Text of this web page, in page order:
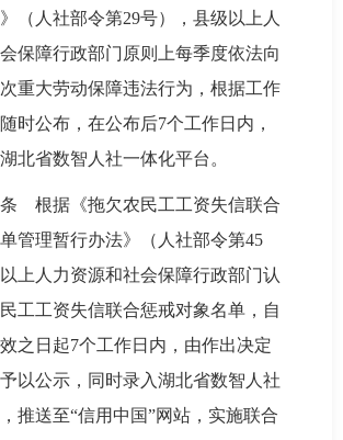
（人社部令第29号），县级以上人
保障行政部门原则上每季度依法向
重大劳动保障违法行为，根据工作
时公布，在公布后7个工作日内，
北省数智人社一体化平台。
根据《拖欠农民工工资失信联合
管理暂行办法》（人社部令第45
上人力资源和社会保障行政部门认
工工资失信联合惩戒对象名单，自
之日起7个工作日内，由作出决定
以公示，同时录入湖北省数智人社
推送至“信用中国”网站，实施联合